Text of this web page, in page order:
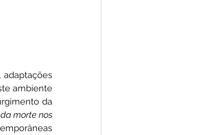
ambiente
da
morte nos